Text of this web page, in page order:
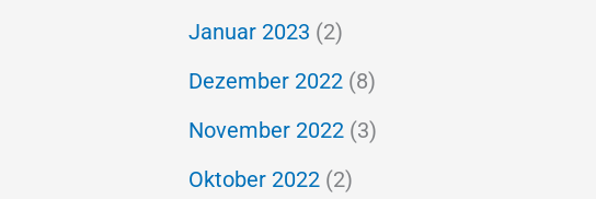
Januar 2023 (2)
Dezember 2022 (8)
November 2022 (3)
Oktober 2022 (2)